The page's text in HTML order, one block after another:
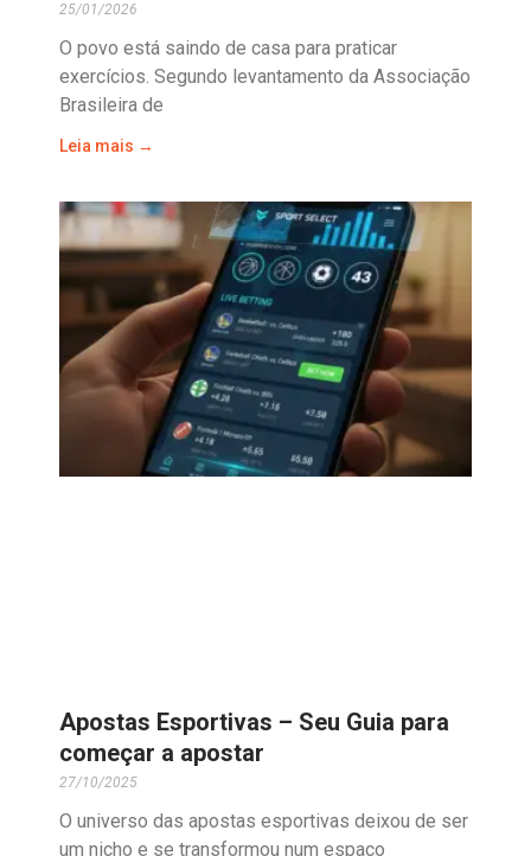
25/01/2026
O povo está saindo de casa para praticar
exercícios. Segundo levantamento da Associação
Brasileira de
Leia mais →
Apostas Esportivas – Seu Guia para
começar a apostar
27/10/2025
O universo das apostas esportivas deixou de ser
um nicho e se transformou num espaço